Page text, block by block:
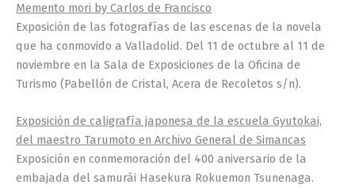
Memento mori by Carlos de Francisco
Exposición de las fotografías de las escenas de la novela
que ha conmovido a Valladolid. Del 11 de octubre al 11 de
noviembre en la Sala de Exposiciones de la Oficina de
Turismo (Pabellón de Cristal, Acera de Recoletos s/n).
Exposición de caligrafía japonesa de la escuela Gyutokai,
del maestro Tarumoto en Archivo General de Simancas
Exposición en conmemoración del 400 aniversario de la
embajada del samurái Hasekura Rokuemon Tsunenaga.